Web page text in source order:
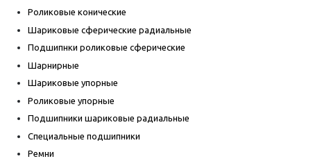
Роликовые конические
Шариковые сферические радиальные
Подшипнки роликовые сферические
Шарнирные
Шариковые упорные
Роликовые упорные
Подшипники шариковые радиальные
Специальные подшипники
Ремни